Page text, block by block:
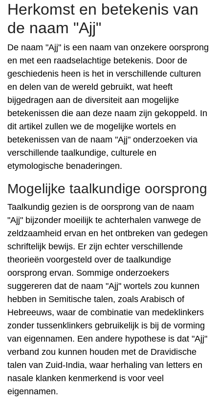
Herkomst en betekenis van
de naam "Ajj"
De naam "Ajj" is een naam van onzekere oorsprong
en met een raadselachtige betekenis. Door de
geschiedenis heen is het in verschillende culturen
en delen van de wereld gebruikt, wat heeft
bijgedragen aan de diversiteit aan mogelijke
betekenissen die aan deze naam zijn gekoppeld. In
dit artikel zullen we de mogelijke wortels en
betekenissen van de naam "Ajj" onderzoeken via
verschillende taalkundige, culturele en
etymologische benaderingen.
Mogelijke taalkundige oorsprong
Taalkundig gezien is de oorsprong van de naam
"Ajj" bijzonder moeilijk te achterhalen vanwege de
zeldzaamheid ervan en het ontbreken van gedegen
schriftelijk bewijs. Er zijn echter verschillende
theorieën voorgesteld over de taalkundige
oorsprong ervan. Sommige onderzoekers
suggereren dat de naam "Ajj" wortels zou kunnen
hebben in Semitische talen, zoals Arabisch of
Hebreeuws, waar de combinatie van medeklinkers
zonder tussenklinkers gebruikelijk is bij de vorming
van eigennamen. Een andere hypothese is dat "Ajj"
verband zou kunnen houden met de Dravidische
talen van Zuid-India, waar herhaling van letters en
nasale klanken kenmerkend is voor veel
eigennamen.